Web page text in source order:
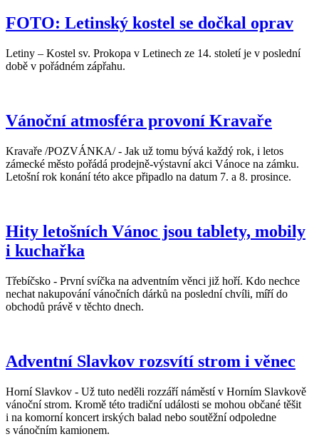
FOTO: Letinský kostel se dočkal oprav
Letiny – Kostel sv. Prokopa v Letinech ze 14. století je v poslední
době v pořádném zápřahu.
Vánoční atmosféra provoní Kravaře
Kravaře /POZVÁNKA/ - Jak už tomu bývá každý rok, i letos
zámecké město pořádá prodejně-výstavní akci Vánoce na zámku.
Letošní rok konání této akce připadlo na datum 7. a 8. prosince.
Hity letošních Vánoc jsou tablety, mobily
i kuchařka
Třebíčsko - První svíčka na adventním věnci již hoří. Kdo nechce
nechat nakupování vánočních dárků na poslední chvíli, míří do
obchodů právě v těchto dnech.
Adventní Slavkov rozsvítí strom i věnec
Horní Slavkov - Už tuto neděli rozzáří náměstí v Horním Slavkově
vánoční strom. Kromě této tradiční události se mohou občané těšit
i na komorní koncert irských balad nebo soutěžní odpoledne
s vánočním kamionem.